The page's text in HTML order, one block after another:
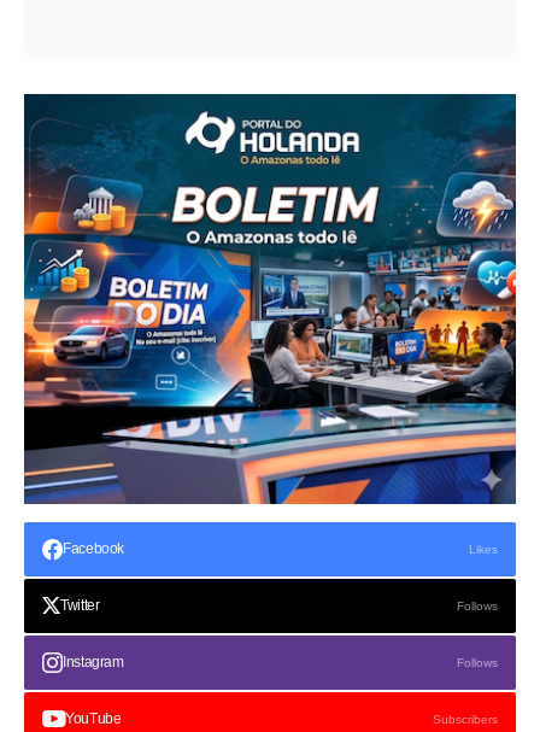
Facebook Likes
Twitter Follows
Instagram Follows
YouTube Subscribers